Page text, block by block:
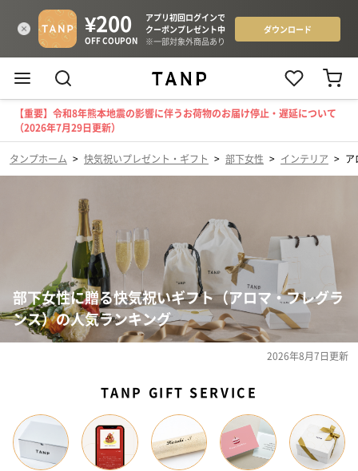
【重要】令和8年熊本地震の影響に伴うお荷物のお届け停止・遅延について
（2026年7月29日更新）
タンプホーム > 快気祝いプレゼント・ギフト > 部下女性 > インテリア > ア
部下女性に贈る快気祝いギフト（アロマ・フレグラ
ンス）の人気ランキング
2026年8月7日更新
TANP GIFT SERVICE